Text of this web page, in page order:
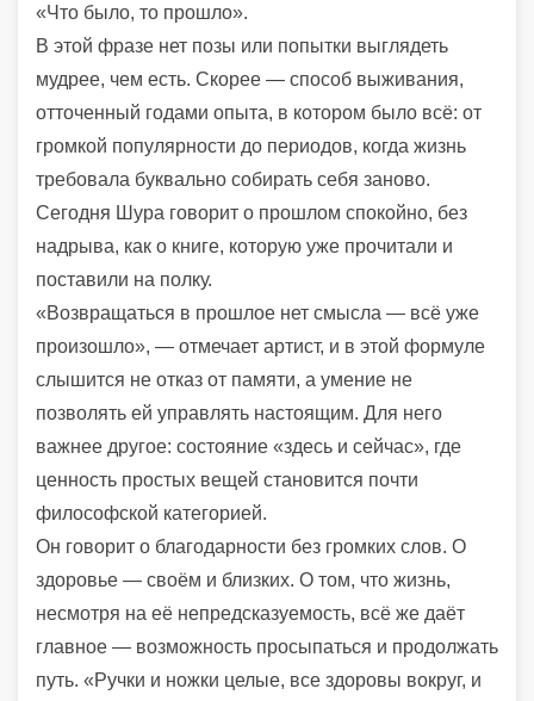
«Что было, то прошло».
В этой фразе нет позы или попытки выглядеть
мудрее, чем есть. Скорее — способ выживания,
отточенный годами опыта, в котором было всё: от
громкой популярности до периодов, когда жизнь
требовала буквально собирать себя заново.
Сегодня Шура говорит о прошлом спокойно, без
надрыва, как о книге, которую уже прочитали и
поставили на полку.
«Возвращаться в прошлое нет смысла — всё уже
произошло», — отмечает артист, и в этой формуле
слышится не отказ от памяти, а умение не
позволять ей управлять настоящим. Для него
важнее другое: состояние «здесь и сейчас», где
ценность простых вещей становится почти
философской категорией.
Он говорит о благодарности без громких слов. О
здоровье — своём и близких. О том, что жизнь,
несмотря на её непредсказуемость, всё же даёт
главное — возможность просыпаться и продолжать
путь. «Ручки и ножки целые, все здоровы вокруг, и